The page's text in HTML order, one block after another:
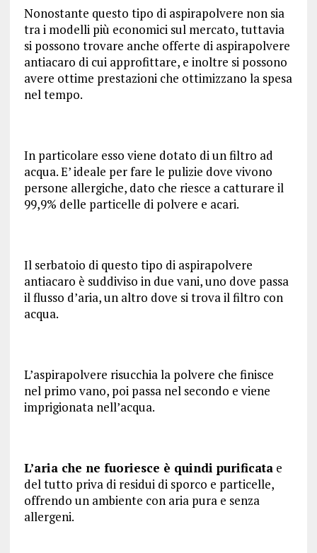
Nonostante questo tipo di aspirapolvere non sia
tra i modelli più economici sul mercato, tuttavia
si possono trovare anche offerte di aspirapolvere
antiacaro di cui approfittare, e inoltre si possono
avere ottime prestazioni che ottimizzano la spesa
nel tempo.
In particolare esso viene dotato di un filtro ad
acqua. E’ ideale per fare le pulizie dove vivono
persone allergiche, dato che riesce a catturare il
99,9% delle particelle di polvere e acari.
Il serbatoio di questo tipo di aspirapolvere
antiacaro è suddiviso in due vani, uno dove passa
il flusso d’aria, un altro dove si trova il filtro con
acqua.
L’aspirapolvere risucchia la polvere che finisce
nel primo vano, poi passa nel secondo e viene
imprigionata nell’acqua.
L’aria che ne fuoriesce è quindi purificatae
del tutto priva di residui di sporco e particelle,
offrendo un ambiente con aria pura e senza
allergeni.